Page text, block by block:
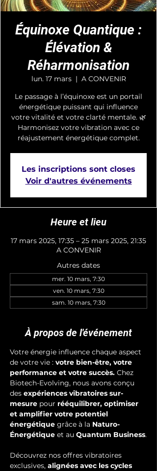
Équinoxe Quantique :
Élévation &
Réharmonisation
lun. 17 mars
  |
A CONVENIR
Le passage à l’équinoxe est un portail
énergétique puissant qui influence
votre vitalité et votre clarté mentale. 🌿
Harmonisez votre vibration avec ce
réajustement énergétique complet.
Les inscriptions sont closes
Voir d'autres événements
Heure et lieu
17 mars 2025, 17:35 – 25 mars 2025, 21:35
A CONVENIR
Autres dates
mer. 10 mars, 7:30
ven. 10 mars, 7:30
sam. 10 mars, 7:30
À propos de l'événement
Votre énergie influence chaque aspect
de votre vie : votre bien-être, votre
performance et votre succès. Chez
Biotech-Evolving, nous avons conçu
des expériences vibratoires sur-
mesure pour rééquilibrer, optimiser
et amplifier votre potentiel
énergétique grâce à la Naturo-
Énergétique et au Quantum Business.
Découvrez nos offres vibratoires
exclusives, alignées avec les cycles